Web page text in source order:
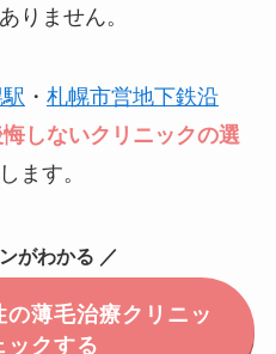
りません。
・ 札幌市営地下鉄沿
しないクリニックの選
ます。
がわかる ／
薄毛治療クリニッ
ックする